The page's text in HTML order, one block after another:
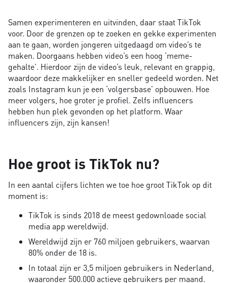
Samen experimenteren en uitvinden, daar staat TikTok
voor. Door de grenzen op te zoeken en gekke experimenten
aan te gaan, worden jongeren uitgedaagd om video’s te
maken. Doorgaans hebben video’s een hoog ‘meme-
gehalte’. Hierdoor zijn de video’s leuk, relevant en grappig,
waardoor deze makkelijker en sneller gedeeld worden. Net
zoals Instagram kun je een ‘volgersbase’ opbouwen. Hoe
meer volgers, hoe groter je profiel. Zelfs influencers
hebben hun plek gevonden op het platform. Waar
influencers zijn, zijn kansen!
Hoe groot is TikTok nu?
In een aantal cijfers lichten we toe hoe groot TikTok op dit
moment is:
TikTok is sinds 2018 de meest gedownloade social
media app wereldwijd.
Wereldwijd zijn er 760 miljoen gebruikers, waarvan
80% onder de 18 is.
In totaal zijn er 3,5 miljoen gebruikers in Nederland,
waaronder 500.000 actieve gebruikers per maand.